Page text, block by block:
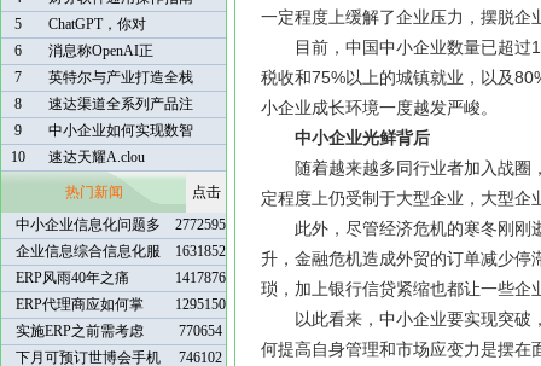
5
ChatGPT，你对
6
消息称OpenAI正
7
英特尔与产业打造全栈
8
速达渠道全系列产品注
9
中小企业如何实现数智
10
速达天耀A.clou
热门新闻
点击
中小企业信息化问题多
2772595
企业信息综合信息化服
1631852
ERP风雨40年之痛
1417876
ERP代理商应如何掌
1295150
实施ERP之前需考虑
770654
下月可预订世博会手机
746102
一定程度上缓解了企业压力，摆脱企
目前，中国中小企业数量已超过1
税收和75%以上的城镇就业，以及
小企业成长环境一度越发严峻。
中小企业光鲜背后
随着越来越多同行业者加入战圈，
定程度上仍受制于大型企业，大型
此外，尽管经济危机的寒冬刚刚逝
升，金融危机造成外贸的订单减少停
琐，加上银行信贷紧缩也都让一些企
以此看来，中小企业要实现突破，
何提高自身管理和市场应变力是摆在